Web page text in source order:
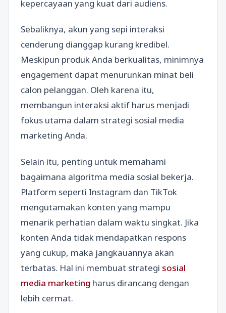
kepercayaan yang kuat dari audiens.
Sebaliknya, akun yang sepi interaksi
cenderung dianggap kurang kredibel.
Meskipun produk Anda berkualitas, minimnya
engagement dapat menurunkan minat beli
calon pelanggan. Oleh karena itu,
membangun interaksi aktif harus menjadi
fokus utama dalam strategi sosial media
marketing Anda.
Selain itu, penting untuk memahami
bagaimana algoritma media sosial bekerja.
Platform seperti Instagram dan TikTok
mengutamakan konten yang mampu
menarik perhatian dalam waktu singkat. Jika
konten Anda tidak mendapatkan respons
yang cukup, maka jangkauannya akan
terbatas. Hal ini membuat strategi sosial
media marketing harus dirancang dengan
lebih cermat.